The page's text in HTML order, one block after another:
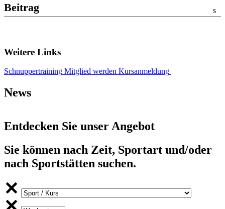
Beitrag
Weitere Links
Schnuppertraining Mitglied werden Kursanmeldung
News
Entdecken Sie unser Angebot
Sie können nach Zeit, Sportart und/oder
nach Sportstätten suchen.